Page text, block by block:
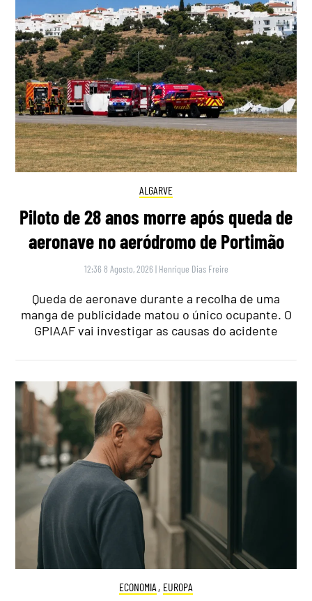
ALGARVE
Piloto de 28 anos morre após queda de
aeronave no aeródromo de Portimão
12:36 8 Agosto, 2026 | Henrique Dias Freire
Queda de aeronave durante a recolha de uma
manga de publicidade matou o único ocupante. O
GPIAAF vai investigar as causas do acidente
ECONOMIA , EUROPA